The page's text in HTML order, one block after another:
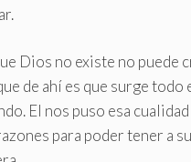
Dios no existe no puede
de ahí es que surge todo
El nos puso esa cualidad
para poder tener a